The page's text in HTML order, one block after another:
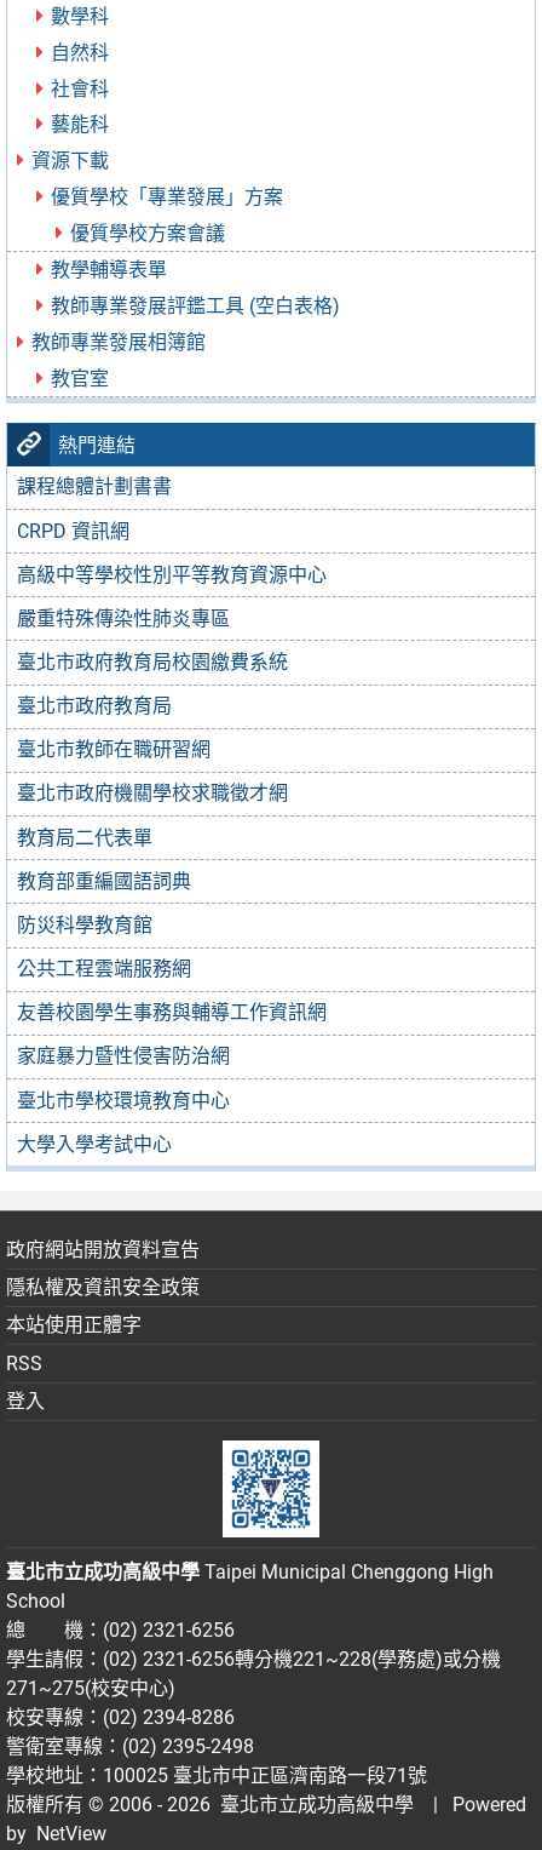
數學科
自然科
社會科
藝能科
資源下載
優質學校「專業發展」方案
優質學校方案會議
教學輔導表單
教師專業發展評鑑工具 (空白表格)
教師專業發展相簿館
教官室
熱門連結
課程總體計劃書書
CRPD 資訊網
高級中等學校性別平等教育資源中心
嚴重特殊傳染性肺炎專區
臺北市政府教育局校園繳費系統
臺北市政府教育局
臺北市教師在職研習網
臺北市政府機關學校求職徵才網
教育局二代表單
教育部重編國語詞典
防災科學教育館
公共工程雲端服務網
友善校園學生事務與輔導工作資訊網
家庭暴力暨性侵害防治網
臺北市學校環境教育中心
大學入學考試中心
政府網站開放資料宣告
隱私權及資訊安全政策
本站使用正體字
RSS
登入
臺北市立成功高級中學 Taipei Municipal Chenggong High
School
總 機：(02) 2321-6256
學生請假：(02) 2321-6256轉分機221~228(學務處)或分機
271~275(校安中心)
校安專線：(02) 2394-8286
警衛室專線：(02) 2395-2498
學校地址：100025 臺北市中正區濟南路一段71號
版權所有 © 2006 - 2026 臺北市立成功高級中學
| Powered
by NetView